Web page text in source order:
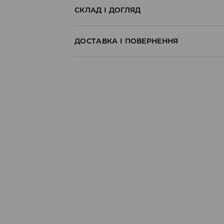
СКЛАД І ДОГЛЯД
ДОСТАВКА І ПОВЕРНЕННЯ